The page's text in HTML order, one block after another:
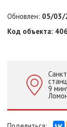
Обновлен: 05/03/
Код объекта:
9